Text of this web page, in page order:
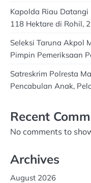
Kapolda Riau Datangi
118 Hektare di Rohil,
Seleksi Taruna Akpol
Pimpin Pemeriksaan
Satreskrim Polresta
Pencabulan Anak,
Recent
No comments to
Archives
August 2026